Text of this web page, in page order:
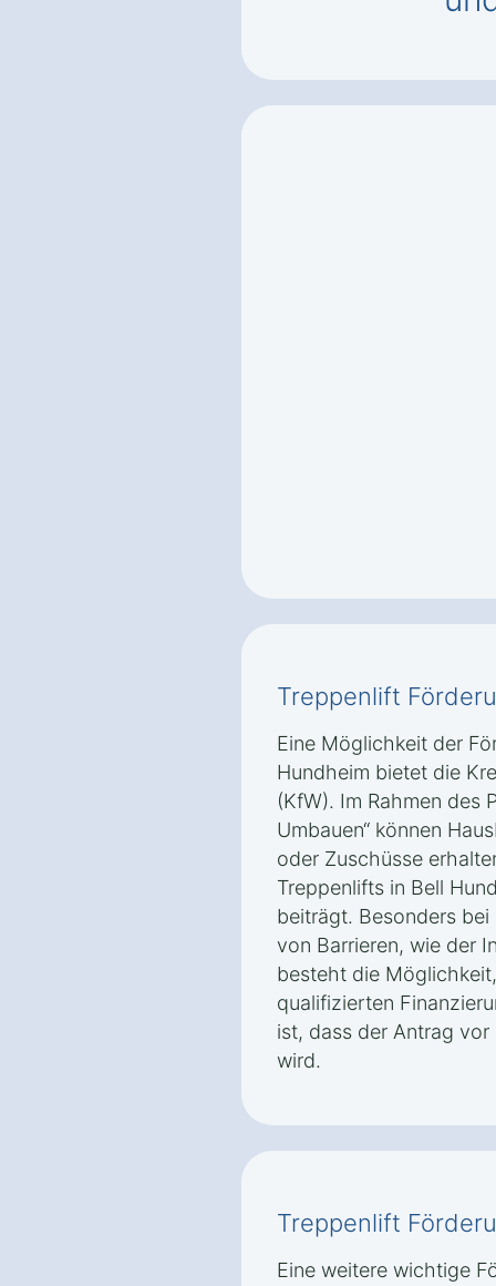
Treppenlift
Eine Möglichkeit der
Hundheim bietet die
(KfW). Im Rahmen des
Umbauen“ können
oder Zuschüsse
Treppenlifts in Bell
beiträgt. Besonders
von Barrieren, wie der
besteht die
qualifizierten
ist, dass der Antrag
wird.
Treppenlift
Eine weitere wichtige